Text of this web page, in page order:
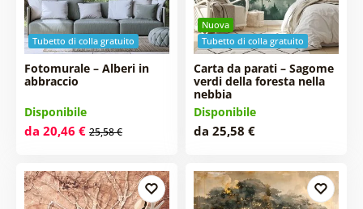
Tubetto di colla gratuito
Fotomurale – Alberi in
abbraccio
Disponibile
da 20,46 € 25,58 €
Nuova
Tubetto di colla gratuito
Carta da parati – Sagome
verdi della foresta nella
nebbia
Disponibile
da 25,58 €